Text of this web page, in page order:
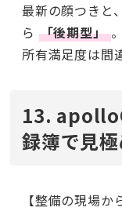
最新の顔つきと
ら 「後期型」。
所有満足度は間
13.
録簿で見
【整備の現場